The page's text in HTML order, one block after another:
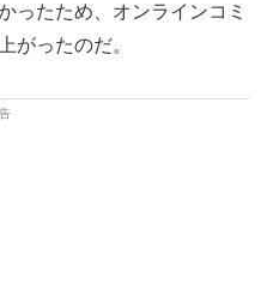
ったため、オンラインコミ
がったのだ。